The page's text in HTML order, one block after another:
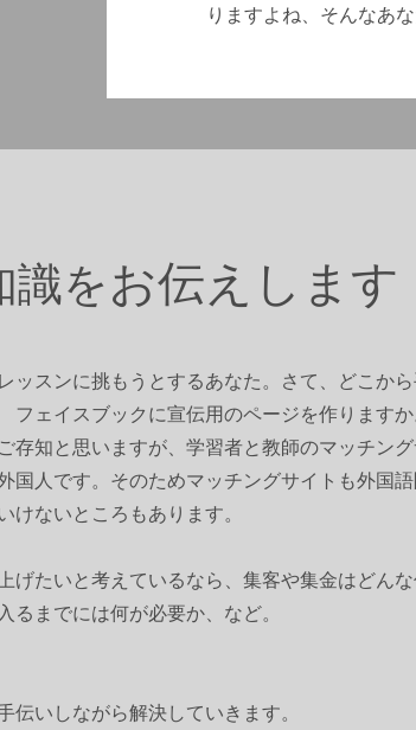
りますよね、そんなあ
識を​お伝えします
ッスンに挑もうとするあなた。さて、どこから
フェイスブックに宣伝用のページを作ります
存知と思いますが、学習者と教師のマッチン
国人です。そのためマッチングサイトも外国
けないところもあります。
げたいと考えているなら、集客や集金はどんな
るまでには何が必要か、など。
伝いしながら解決していきます。